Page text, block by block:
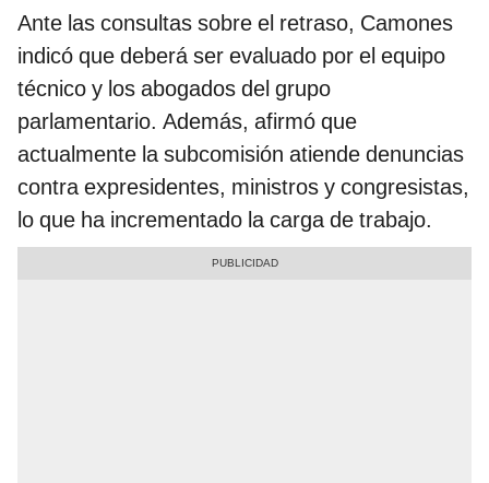
Ante las consultas sobre el retraso, Camones
indicó que deberá ser evaluado por el equipo
técnico y los abogados del grupo
parlamentario. Además, afirmó que
actualmente la subcomisión atiende denuncias
contra expresidentes, ministros y congresistas,
lo que ha incrementado la carga de trabajo.